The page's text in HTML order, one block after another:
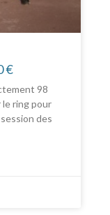
€
98
ring pour
des